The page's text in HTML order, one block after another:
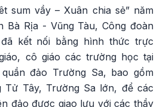
sum vầy – Xuân chia sẻ” năm
Bà Rịa - Vũng Tàu, Công đoàn
kết nối bằng hình thức trực
cô giáo các trường học tại
đảo Trường Sa, bao gồm
Tử Tây, Trường Sa lớn, để các
đảo được giao lưu với các thầy